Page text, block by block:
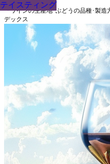
『ワインの生産地･ぶどうの品種･製
デックス
テイスティング
テイスティング
テイスティング
テイスティング
テイスティング
テイスティング
テイスティング
テイスティング
テイスティング